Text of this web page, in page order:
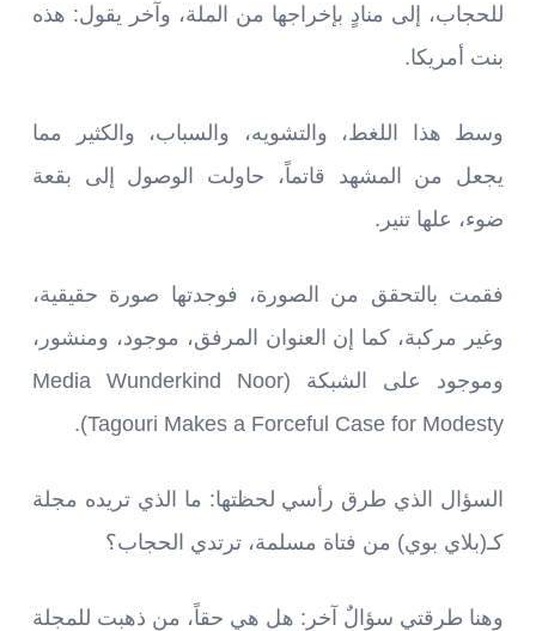
للحجاب، إلى منادٍ بإخراجها من الملة، وآخر يقول: هذه
بنت أمريكا.
وسط هذا اللغط، والتشويه، والسباب، والكثير مما
يجعل من المشهد قاتماً، حاولت الوصول إلى بقعة
ضوء، علها تنير.
فقمت بالتحقق من الصورة، فوجدتها صورة حقيقية،
وغير مركبة، كما إن العنوان المرفق، موجود، ومنشور،
وموجود على الشبكة (Media Wunderkind Noor
Tagouri Makes a Forceful Case for Modesty).
السؤال الذي طرق رأسي لحظتها: ما الذي تريده مجلة
كـ(بلاي بوي) من فتاة مسلمة، ترتدي الحجاب؟
وهنا طرقتي سؤالٌ آخر: هل هي حقاً، من ذهبت للمجلة